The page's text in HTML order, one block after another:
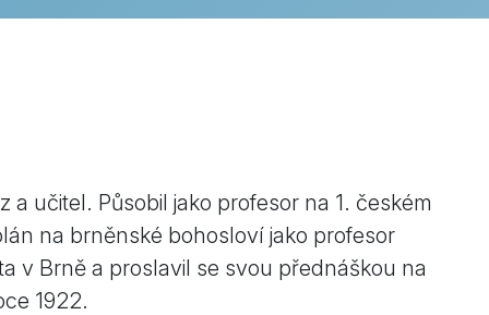
a učitel. Působil jako profesor na 1. českém
na brněnské bohosloví jako profesor
v Brně a proslavil se svou přednáškou na
1922.